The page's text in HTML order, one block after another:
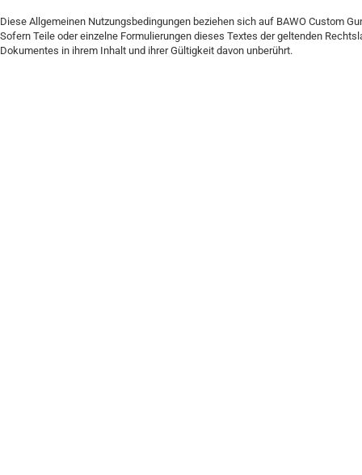
Diese Allgemeinen Nutzungsbedingungen beziehen sich auf BAWO Custom
Sofern Teile oder einzelne Formulierungen dieses Textes der geltenden
Dokumentes in ihrem Inhalt und ihrer Gültigkeit davon unberührt.